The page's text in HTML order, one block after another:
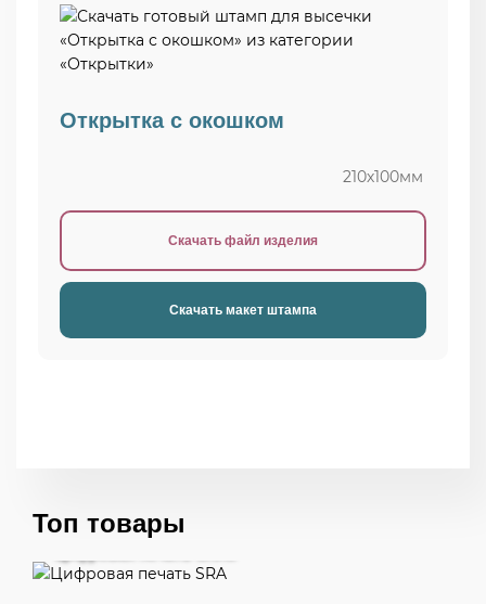
Открытка с окошком
210х100мм
Скачать файл изделия
Скачать макет штампа
Топ товары
Бирки на одежду индивидуальной